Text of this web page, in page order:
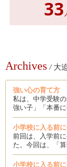
33
Archives / 大
強い心の育て方
私は、中学受験
強い子」「本番
小学校に入る前
前回は、入学前
た。今回は、「
小学校に入る前